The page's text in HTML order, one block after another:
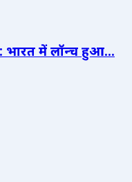
में लॉन्च हुआ...